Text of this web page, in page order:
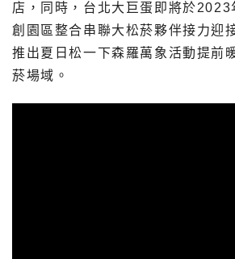
店，同時，台北大巨蛋即將於2023
創園區整合串聯大松菸夥伴接力迎
推出夏日松一下森羅萬象活動提前
菸場域。